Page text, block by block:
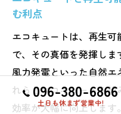
む利点
エコキュートは、再生
で、その真価を発揮し
風力発電といった自然
れらとエコキュートを組
効率が大幅に向上しま
096-380-6866
土日も休まず営業中!